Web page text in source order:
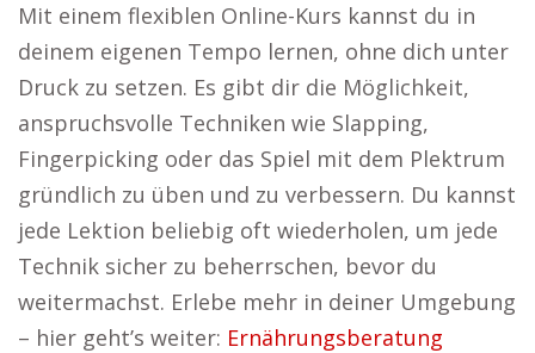
Mit einem flexiblen Online-Kurs kannst du in
deinem eigenen Tempo lernen, ohne dich unter
Druck zu setzen. Es gibt dir die Möglichkeit,
anspruchsvolle Techniken wie Slapping,
Fingerpicking oder das Spiel mit dem Plektrum
gründlich zu üben und zu verbessern. Du kannst
jede Lektion beliebig oft wiederholen, um jede
Technik sicher zu beherrschen, bevor du
weitermachst. Erlebe mehr in deiner Umgebung
– hier geht’s weiter: Ernährungsberatung